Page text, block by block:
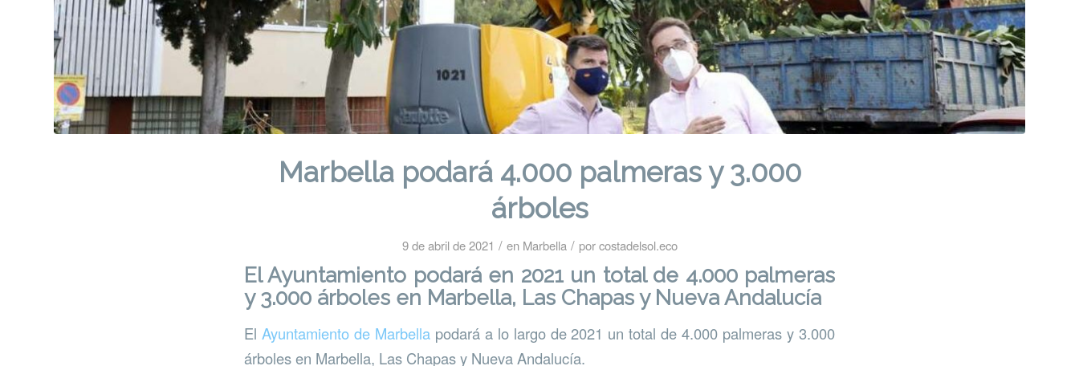
Marbella podará 4.000 palmeras y 3.000
árboles
9 de abril de 2021 / en Marbella / porcostadelsol.eco
El Ayuntamiento podará en 2021 un total de 4.000 palmeras
y 3.000 árboles en Marbella, Las Chapas y Nueva Andalucía
El Ayuntamiento de Marbellapodará a lo largo de 2021 un total de 4.000 palmeras y 3.000
árboles en Marbella, Las Chapas y Nueva Andalucía.